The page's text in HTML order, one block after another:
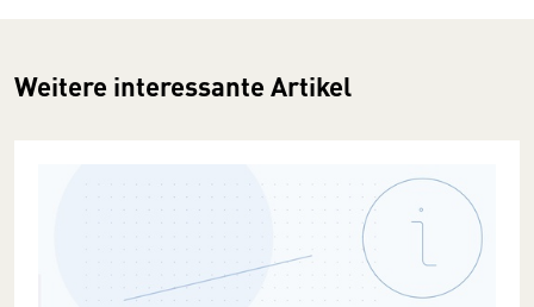
Weitere interessante Artikel